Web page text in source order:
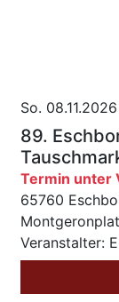
So. 08.11.2026
89.
Termin unter
65760
Veranstalter: